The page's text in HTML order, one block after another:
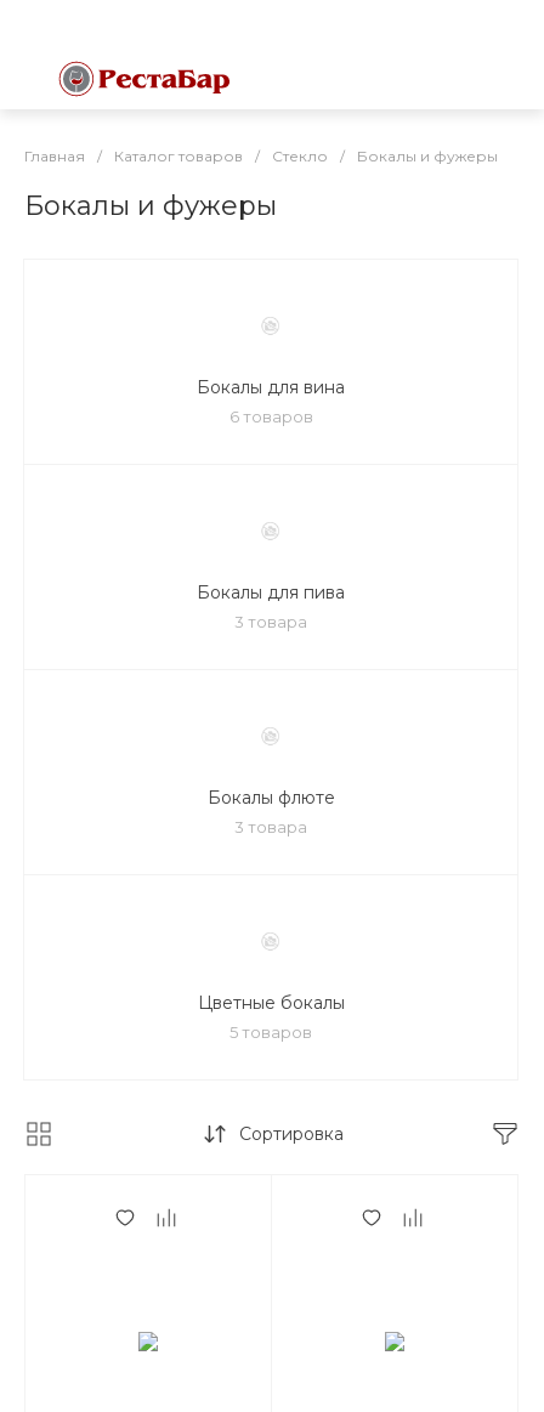
Главная / Каталог товаров / Стекло / Бокалы и фужеры
Бокалы и фужеры
Бокалы для вина
6 товаров
Бокалы для пива
3 товара
Бокалы флюте
3 товара
Цветные бокалы
5 товаров
Сортировка